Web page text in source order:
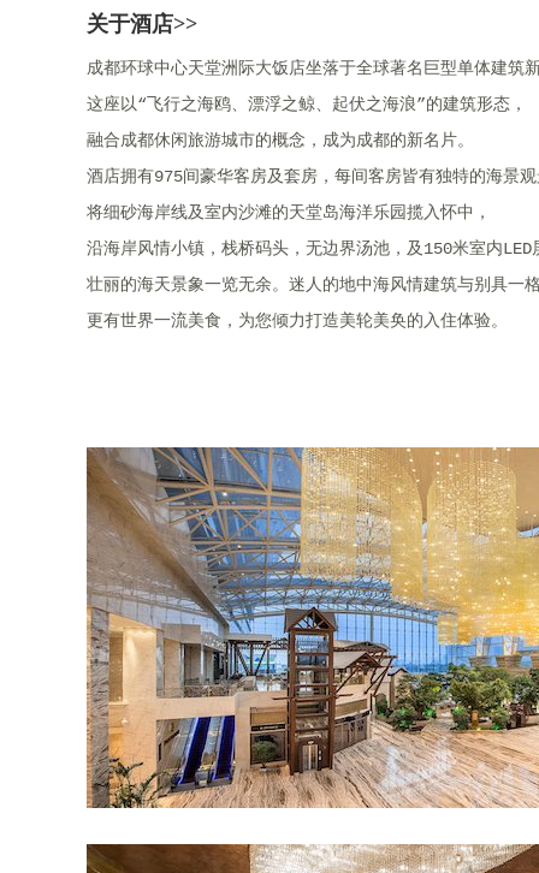
关于酒店>>
成都环球中心天堂洲际大饭店坐落于全球著名巨型单体建筑
这座以“飞行之海鸥、漂浮之鲸、起伏之海浪”的建筑形态，
融合成都休闲旅游城市的概念，成为成都的新名片。
酒店拥有975间豪华客房及套房，每间客房皆有独特的海景
将细砂海岸线及室内沙滩的天堂岛海洋乐园揽入怀中，
沿海岸风情小镇，栈桥码头，无边界汤池，及150米室内LED
壮丽的海天景象一览无余。迷人的地中海风情建筑与别具一
更有世界一流美食，为您倾力打造美轮美奂的入住体验。